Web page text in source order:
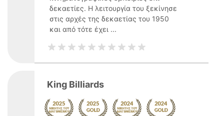
δεκαετίες. Η λειτουργία του ξεκίνησε
στις αρχές της δεκαετίας του 1950
και από τότε έχει ...
King Billiards